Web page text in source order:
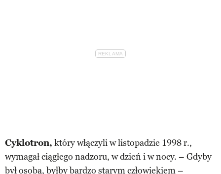
Cyklotron, który włączyli w listopadzie 1998 r.,
wymagał ciągłego nadzoru, w dzień i w nocy. – Gdyby
był osobą, byłby bardzo starym człowiekiem –